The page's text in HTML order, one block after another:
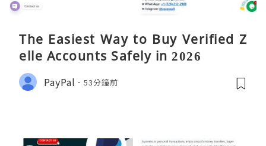
The Easiest Way to Buy Verified Z
elle Accounts Safely in 2026
PayPal 53分鐘前